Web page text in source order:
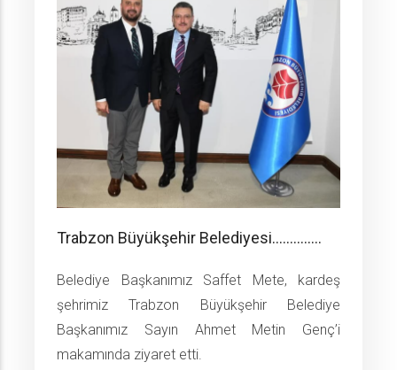
Trabzon Büyükşehir Belediyesi..............
Belediye Başkanımız Saffet Mete, kardeş
şehrimiz Trabzon Büyükşehir Belediye
Başkanımız Sayın Ahmet Metin Genç’i
makamında ziyaret etti.